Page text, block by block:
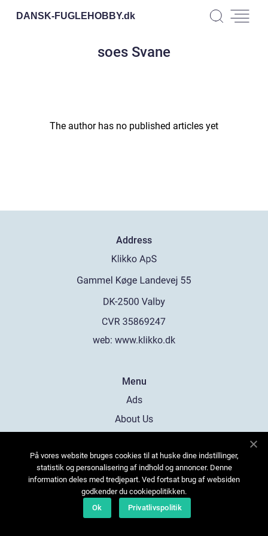
DANSK-FUGLEHOBBY.dk
soes Svane
The author has no published articles yet
Address
web: www.klikko.dk
Menu
Ads
About Us
Contact
Sitemap
På vores website bruges cookies til at huske dine indstillinger,
statistik og personalisering af indhold og annoncer. Denne
information deles med tredjepart. Ved fortsat brug af websiden
godkender du cookiepolitikken.
Ok
Privatlivspolitik